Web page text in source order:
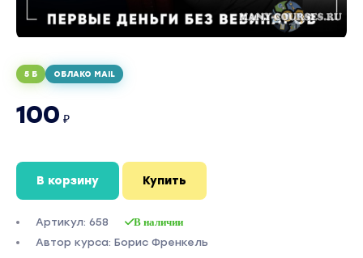
5 Б ОБЛАКО MAIL
100 ₽
В корзину Купить
Артикул: 658 В наличии
Автор курса: Борис Френкель